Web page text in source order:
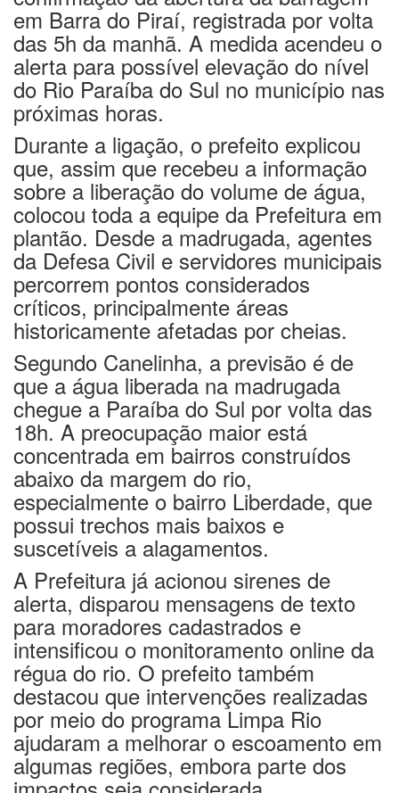
em Barra do Piraí, registrada por volta
das 5h da manhã. A medida acendeu o
alerta para possível elevação do nível
do Rio Paraíba do Sul no município nas
próximas horas.
Durante a ligação, o prefeito explicou
que, assim que recebeu a informação
sobre a liberação do volume de água,
colocou toda a equipe da Prefeitura em
plantão. Desde a madrugada, agentes
da Defesa Civil e servidores municipais
percorrem pontos considerados
críticos, principalmente áreas
historicamente afetadas por cheias.
Segundo Canelinha, a previsão é de
que a água liberada na madrugada
chegue a Paraíba do Sul por volta das
18h. A preocupação maior está
concentrada em bairros construídos
abaixo da margem do rio,
especialmente o bairro Liberdade, que
possui trechos mais baixos e
suscetíveis a alagamentos.
A Prefeitura já acionou sirenes de
alerta, disparou mensagens de texto
para moradores cadastrados e
intensificou o monitoramento online da
régua do rio. O prefeito também
destacou que intervenções realizadas
por meio do programa Limpa Rio
ajudaram a melhorar o escoamento em
algumas regiões, embora parte dos